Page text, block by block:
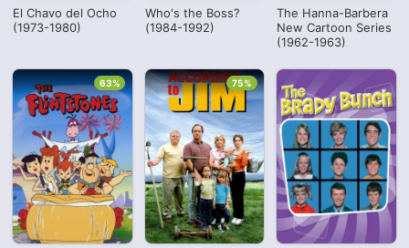
El Chavo del Ocho
(1973-1980)
Who's the Boss?
(1984-1992)
The Hanna-Barbera
New Cartoon Series
(1962-1963)
63% 75%